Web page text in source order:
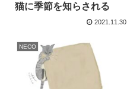
猫に季節を知らされる
2021.11.30
NECO